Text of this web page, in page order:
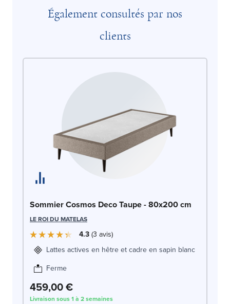
Également consultés par nos
clients
Sommier Cosmos Deco Taupe - 80x200 cm
LE ROI DU MATELAS
4.3 3 avis
Lattes actives en hêtre et cadre en sapin blanc
Ferme
459,00 €
Livraison sous 1 à 2 semaines